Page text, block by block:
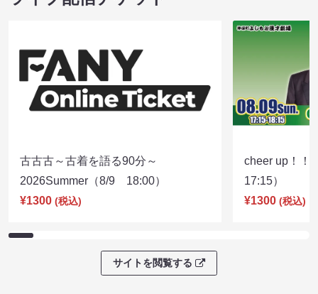
古古古～古着を語る90分～
2026Summer（8/9 18:00）
¥1300 (税込)
cheer up！
17:15）
¥1300 (税込)
サイトを閲覧する